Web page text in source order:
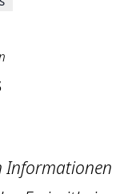
Informationen